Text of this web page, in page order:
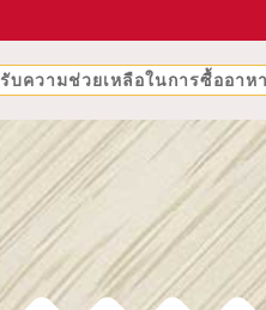
รับความช่วยเหลือในการซื้ออา